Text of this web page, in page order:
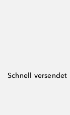
Schnell versendet